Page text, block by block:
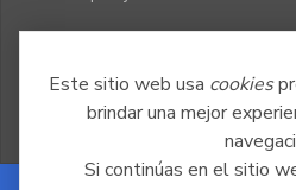
Este sitio web usa cookies
brindar una mejor
Si continúas en el sitio